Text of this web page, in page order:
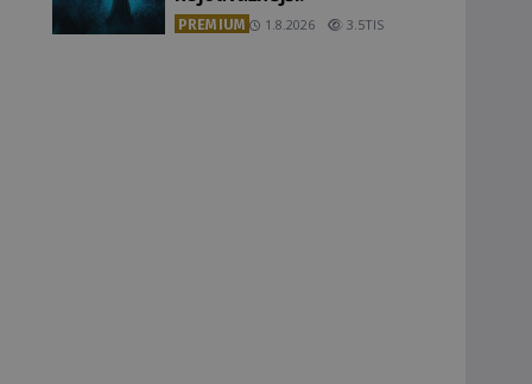
PREMIUM 1.8.2026 3.5TIS